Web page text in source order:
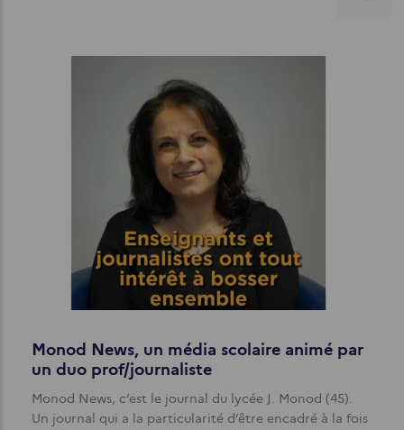
Monod News, un média scolaire animé par
un duo prof/journaliste
Monod News, c’est le journal du lycée J. Monod (45).
Un journal qui a la particularité d’être encadré à la fois